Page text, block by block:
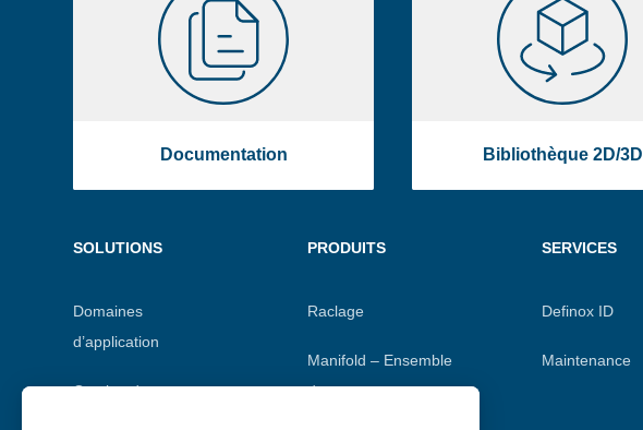
Documentation Bibliothèque 2D/3D
2D/3D
Menu
SOLUTIONS
Domaines
d’application
Gestion de process
PRODUITS
Raclage
Manifold – Ensemble
de vannes
SERVICES
Definox ID
Maintenance